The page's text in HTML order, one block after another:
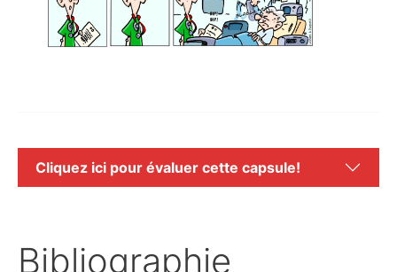
Cliquez ici pour évaluer cette capsule!
Bibliographie